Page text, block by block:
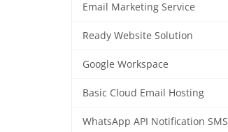
Email Marketing Service
Ready Website Solution
Google Workspace
Basic Cloud Email Hosting
WhatsApp API Notification SMS